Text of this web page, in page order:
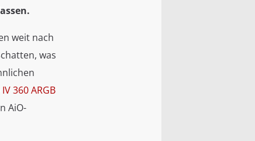
weit nach
was
360 ARGB
AiO-